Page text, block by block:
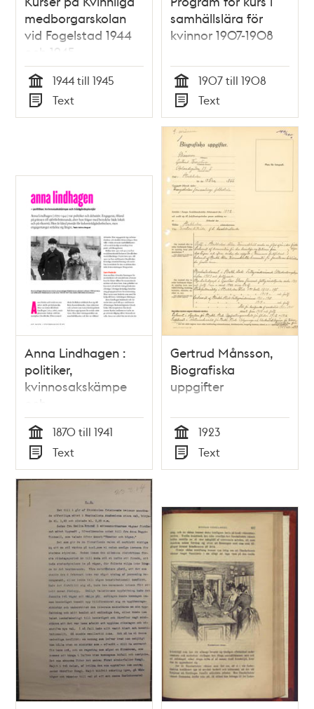
medborgarskolan
vid Fogelstad 1944
och 1945
Tid
1944 till 1945
Typ
Text
samhällslära för
kvinnor 1907-1908
Tid
1907 till 1908
Typ
Text
Anna Lindhagen :
politiker,
kvinnosakskämpe
och
trädgårdspionjär /
text: Katinka
Bergvall
Tid
1870 till 1941
Typ
Text
Gertrud Månsson,
Biografiska
uppgifter
Tid
1923
Typ
Text